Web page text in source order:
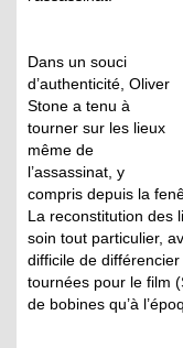
Dans un souci
d’authenticité, Oliver
Stone a tenu à
tourner sur les lieux
même de
l’assassinat, y
compris depuis la
La reconstitution des
soin tout particulier,
difficile de
tournées pour le film
de bobines qu’à